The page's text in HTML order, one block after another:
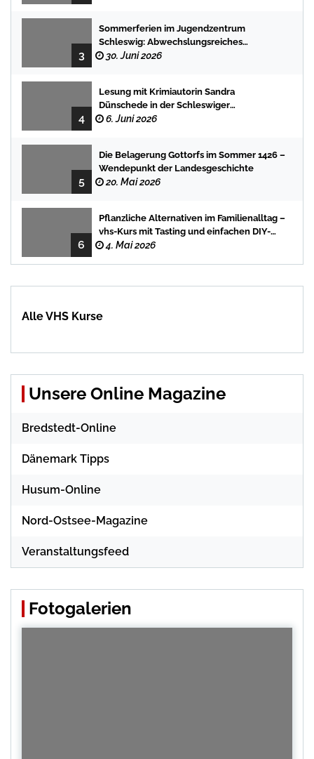
3
Sommerferien im Jugendzentrum
Schleswig: Abwechslungsreiches
Programm für Kinder und Jugendliche
30. Juni 2026
4
Lesung mit Krimiautorin Sandra
Dünschede in der Schleswiger
Stadtbücherei
6. Juni 2026
5
Die Belagerung Gottorfs im Sommer 1426 –
Wendepunkt der Landesgeschichte
20. Mai 2026
6
Pflanzliche Alternativen im Familienalltag –
vhs-Kurs mit Tasting und einfachen DIY-
Rezepten
4. Mai 2026
Alle VHS Kurse
Unsere Online Magazine
Bredstedt-Online
Dänemark Tipps
Husum-Online
Nord-Ostsee-Magazine
Veranstaltungsfeed
Fotogalerien